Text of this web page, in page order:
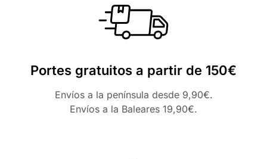
Portes gratuitos a partir de 150€
Envíos a la península desde 9,90€.
Envíos a la Baleares 19,90€.